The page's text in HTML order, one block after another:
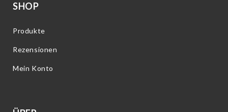
SHOP
Produkte
Rezensionen
Mein Konto